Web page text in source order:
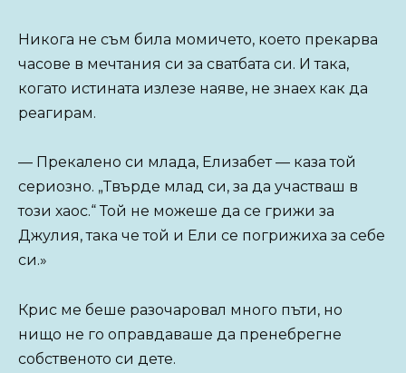
Никога не съм била момичето, което прекарва
часове в мечтания си за сватбата си. И така,
когато истината излезе наяве, не знаех как да
реагирам.
— Прекалено си млада, Елизабет — каза той
сериозно. „Твърде млад си, за да участваш в
този хаос.“ Той не можеше да се грижи за
Джулия, така че той и Ели се погрижиха за себе
си.»
Крис ме беше разочаровал много пъти, но
нищо не го оправдаваше да пренебрегне
собственото си дете.